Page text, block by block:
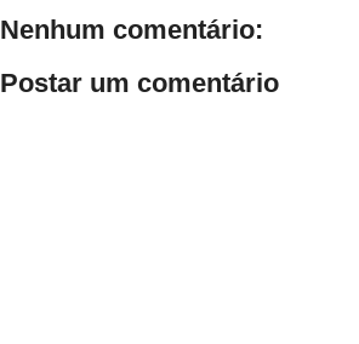
Nenhum comentário:
Postar um comentário